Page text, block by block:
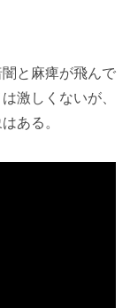
と 麻痺が飛んで
激しくないが、
ある。